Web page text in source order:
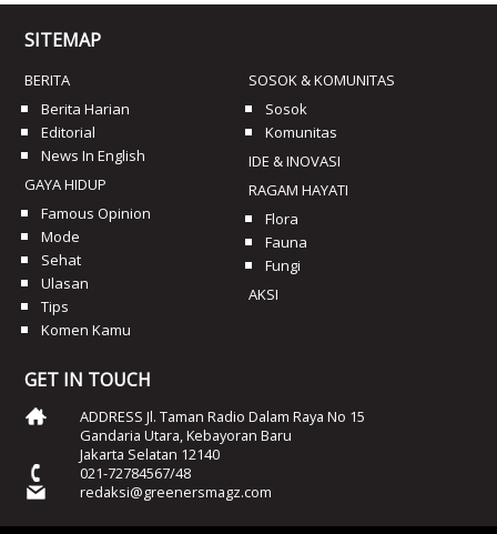
SITEMAP
BERITA
Berita Harian
Editorial
News In English
GAYA HIDUP
Famous Opinion
Mode
Sehat
Ulasan
Tips
Komen Kamu
SOSOK & KOMUNITAS
Sosok
Komunitas
IDE & INOVASI
RAGAM HAYATI
Flora
Fauna
Fungi
AKSI
GET IN TOUCH
ADDRESS Jl. Taman Radio Dalam Raya No 15
Gandaria Utara, Kebayoran Baru
Jakarta Selatan 12140
021-72784567/48
redaksi@greenersmagz.com